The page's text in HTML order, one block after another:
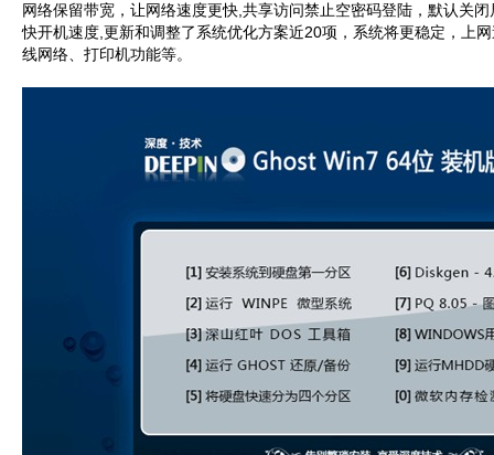
网络保留带宽，让网络速度更快,共享访问禁止空密码登陆，默认关
快开机速度,更新和调整了系统优化方案近20项，系统将更稳定，上
线网络、打印机功能等。